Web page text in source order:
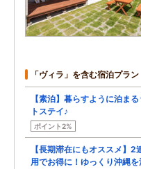
「ヴィラ」を含む宿泊プラン
【素泊】暮らすように泊ま
トステイ♪
ポイント2%
【長期滞在にもオススメ】2
用でお得に！ゆっくり沖縄